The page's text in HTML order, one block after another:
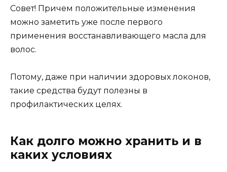
Совет! Причем положительные изменения
можно заметить уже после первого
применения восстанавливающего масла для
волос.
Потому, даже при наличии здоровых локонов,
такие средства будут полезны в
профилактических целях.
Как долго можно хранить и в
каких условиях